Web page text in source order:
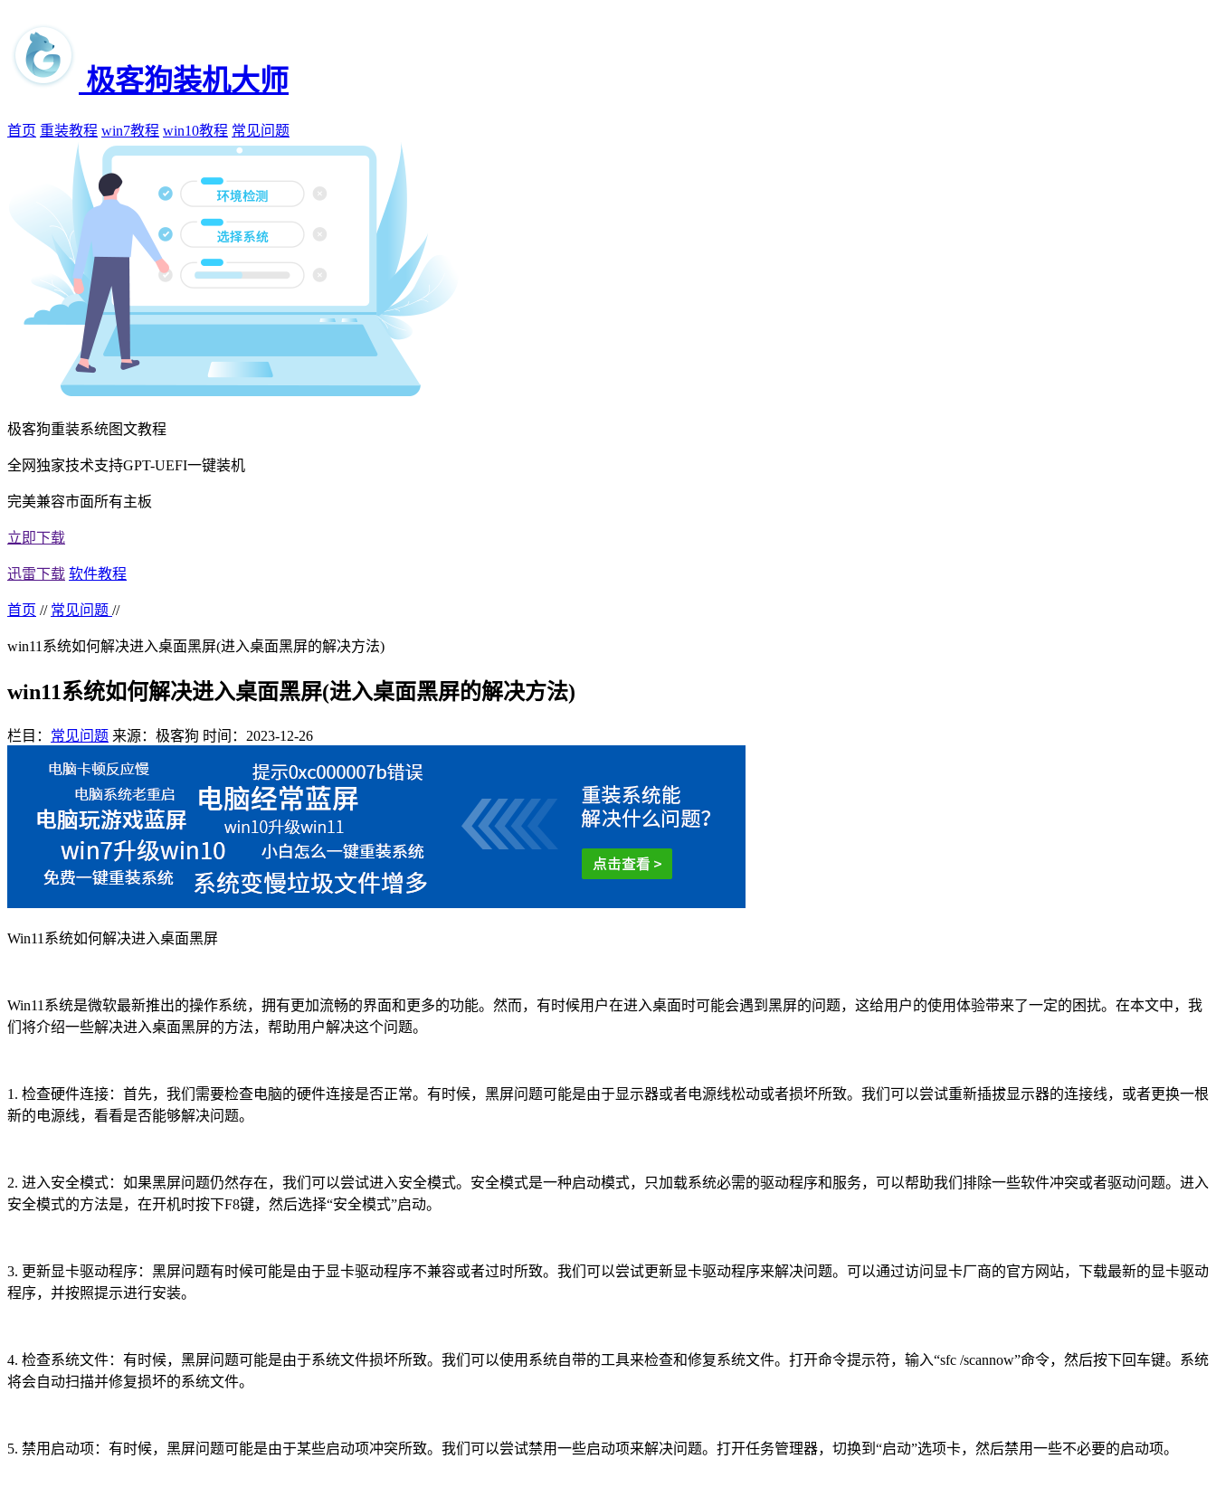
极客狗装机大师
首页 重装教程 win7教程 win10教程 常见问题
极客狗重装系统图文教程
全网独家技术支持GPT-UEFI一键装机
完美兼容市面所有主板
立即下载
迅雷下载 软件教程
首页 // 常见问题 //
win11系统如何解决进入桌面黑屏(进入桌面黑屏的解决方法)
win11系统如何解决进入桌面黑屏(进入桌面黑屏的解决方法)
栏目： 常见问题 来源：极客狗 时间：2023-12-26
Win11系统如何解决进入桌面黑屏
Win11系统是微软最新推出的操作系统，拥有更加流畅的界面和更多的功能。然而，有时候用户在进入桌面时可能会遇到黑屏的问题，这给用户的使用体验带来了一定的困扰。在本文中，我
们将介绍一些解决进入桌面黑屏的方法，帮助用户解决这个问题。
1. 检查硬件连接：首先，我们需要检查电脑的硬件连接是否正常。有时候，黑屏问题可能是由于显示器或者电源线松动或者损坏所致。我们可以尝试重新插拔显示器的连接线，或者更换一根
新的电源线，看看是否能够解决问题。
2. 进入安全模式：如果黑屏问题仍然存在，我们可以尝试进入安全模式。安全模式是一种启动模式，只加载系统必需的驱动程序和服务，可以帮助我们排除一些软件冲突或者驱动问题。进入
安全模式的方法是，在开机时按下F8键，然后选择“安全模式”启动。
3. 更新显卡驱动程序：黑屏问题有时候可能是由于显卡驱动程序不兼容或者过时所致。我们可以尝试更新显卡驱动程序来解决问题。可以通过访问显卡厂商的官方网站，下载最新的显卡驱动
程序，并按照提示进行安装。
4. 检查系统文件：有时候，黑屏问题可能是由于系统文件损坏所致。我们可以使用系统自带的工具来检查和修复系统文件。打开命令提示符，输入“sfc /scannow”命令，然后按下回车键。系统
将会自动扫描并修复损坏的系统文件。
5. 禁用启动项：有时候，黑屏问题可能是由于某些启动项冲突所致。我们可以尝试禁用一些启动项来解决问题。打开任务管理器，切换到“启动”选项卡，然后禁用一些不必要的启动项。